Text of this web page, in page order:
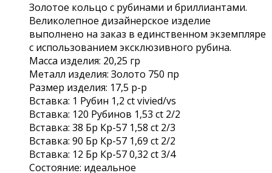
Золотое кольцо с рубинами и бриллиантами.
Великолепное дизайнерское изделие
выполнено на заказ в единственном экземпляре
с использованием эксклюзивного рубина.
Масса изделия: 20,25 гр
Металл изделия: Золото 750 пр
Размер изделия: 17,5 р-р
Вставка: 1 Рубин 1,2 ct vivied/vs
Вставка: 120 Рубинов 1,53 сt 2/2
Вставка: 38 Бр Кр-57 1,58 ct 2/3
Вставка: 90 Бр Кр-57 1,69 ct 2/2
Вставка: 12 Бр Кр-57 0,32 ct 3/4
Состояние: идеальное